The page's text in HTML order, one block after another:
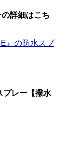
詳細はこち
』の防水スプ
プレー【撥水